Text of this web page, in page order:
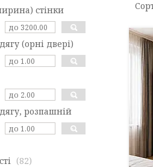
стінки
(орні двері)
розпашній
82